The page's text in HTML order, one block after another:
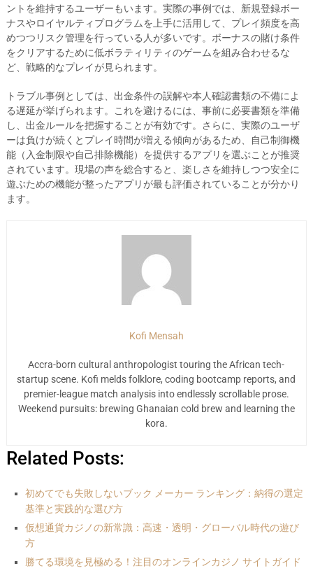
ントを維持するユーザーもいます。実際の事例では、新規登録ボー
ナスやロイヤルティプログラムを上手に活用して、プレイ頻度を高
めつつリスク管理を行っている人が多いです。ボーナスの賭け条件
をクリアするために低ボラティリティのゲームを組み合わせるな
ど、戦略的なプレイが見られます。
トラブル事例としては、出金条件の誤解や本人確認書類の不備によ
る遅延が挙げられます。これを避けるには、事前に必要書類を準備
し、出金ルールを把握することが有効です。さらに、実際のユーザ
ーは負けが続くとプレイ時間が増える傾向があるため、自己制御機
能（入金制限や自己排除機能）を提供するアプリを選ぶことが推奨
されています。現場の声を総合すると、楽しさを維持しつつ安全に
遊ぶための機能が整ったアプリが最も評価されていることが分かり
ます。
Kofi Mensah
Accra-born cultural anthropologist touring the African tech-
startup scene. Kofi melds folklore, coding bootcamp reports, and
premier-league match analysis into endlessly scrollable prose.
Weekend pursuits: brewing Ghanaian cold brew and learning the
kora.
Related Posts:
初めてでも失敗しないブック メーカー ランキング：納得の選定
基準と実践的な選び方
仮想通貨カジノの新常識：高速・透明・グローバル時代の遊び
方
勝てる環境を見極める！注目のオンラインカジノ サイトガイド